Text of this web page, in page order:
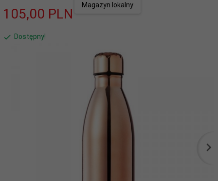
105,00 PLN
Magazyn lokalny
Dostępny!